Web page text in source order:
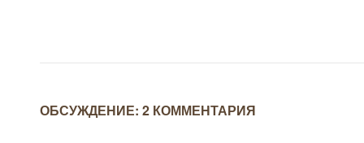
ОБСУЖДЕНИЕ: 2 КОММЕНТАРИЯ